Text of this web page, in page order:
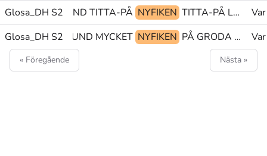
Glosa_DH S2PEK HUND TITTA-PÅ NYFIKEN TITTA-PÅ LUKTA(N) BÖRJA
Glosa_DH S2
LITEN(J) HUND MYCKET NYFIKEN PÅ GRODA GRODA
« Föregående Nästa »